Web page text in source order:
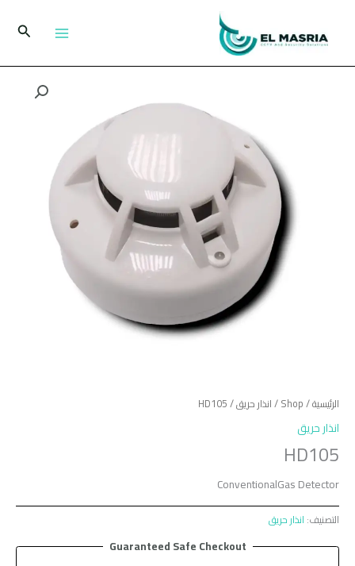
المحتوى
البحث
الرئيسية/
Shop
/انذار حريق/ HD105
انذار حريق
HD105
ConventionalGas Detector
التصنيف: انذار حريق
Guaranteed Safe Checkout